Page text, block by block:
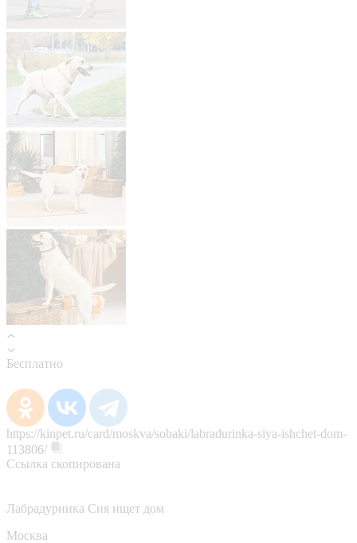
Бесплатно
https://kinpet.ru/card/moskva/sobaki/labradurinka-siya-ishchet-dom-
113806/
Ссылка скопирована
Лабрадуринка Сия ищет дом
Москва